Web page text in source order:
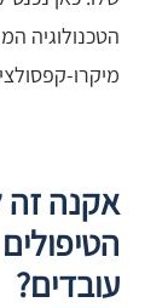
הטכנולוגיה
מיקרו-
אקנה זה
עובדים?